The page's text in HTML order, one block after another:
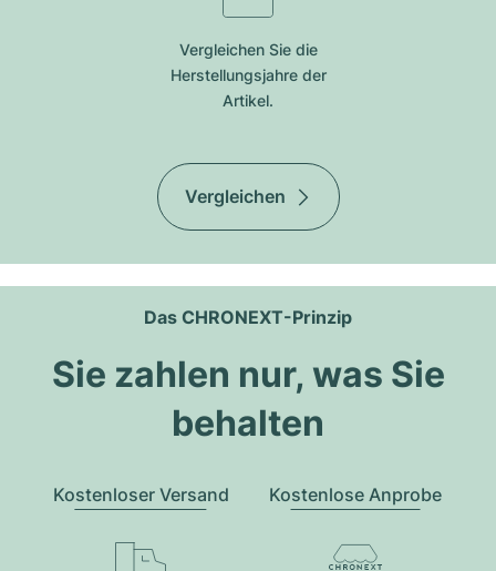
Vergleichen Sie die
Herstellungsjahre der
Artikel.
Vergleichen
Das CHRONEXT-Prinzip
Sie zahlen nur, was Sie
behalten
Kostenloser Versand Kostenlose Anprobe